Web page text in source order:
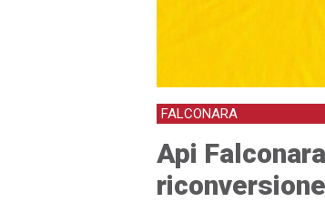
FALCONARA
Api
riconversione